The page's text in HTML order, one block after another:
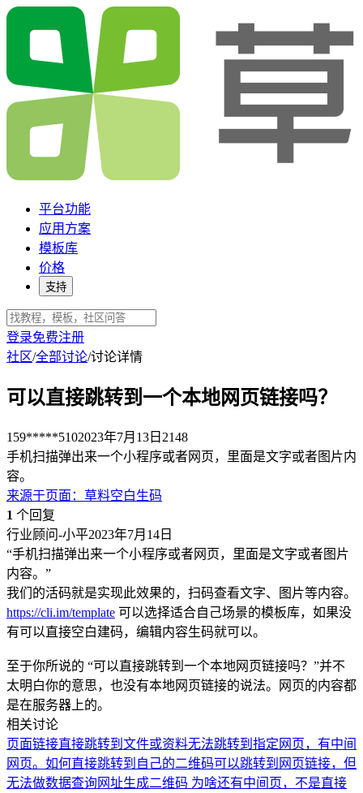
平台功能
应用方案
模板库
价格
支持
登录免费注册
社区/全部讨论/讨论详情
可以直接跳转到一个本地网页链接吗？
159*****5102023年7月13日 2148
手机扫描弹出来一个小程序或者网页，里面是文字或者图片内
容。
来源于页面 ： 草料空白生码
1 个回复
行业顾问-小平2023年7月14日
“手机扫描弹出来一个小程序或者网页，里面是文字或者图片
内容。”
我们的活码就是实现此效果的，扫码查看文字、图片等内容。
https://cli.im/template 可以选择适合自己场景的模板库，如果没
有可以直接空白建码，编辑内容生码就可以。
至于你所说的 “可以直接跳转到一个本地网页链接吗？”并不
太明白你的意思，也没有本地网页链接的说法。网页的内容都
是在服务器上的。
相关讨论
页面链接直接跳转到文件或资料无法跳转到指定网页，有中间
网页。 如何直接跳转到自己的二维码可以跳转到网页链接，但
无法做数据查询 网址生成二维码 为啥还有中间页，不是直接